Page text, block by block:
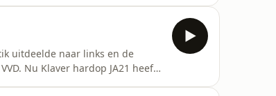
uitdeelde naar links en de
Nu Klaver hardop JA21 heeft